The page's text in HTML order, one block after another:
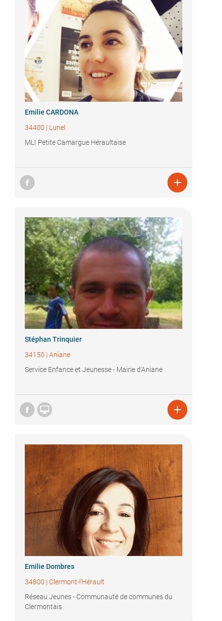
Emilie CARDONA
34400 | Lunel
MLI Petite Camargue Héraultaise

Stéphan Trinquier
34150 | Aniane
Service Enfance et Jeunesse - Mairie d'Aniane
 
Emilie Dombres
34800 | Clermont-l'Hérault
Réseau Jeunes - Communauté de communes du
Clermontais